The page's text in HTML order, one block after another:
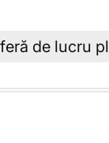
de lucru